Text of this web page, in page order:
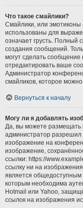
Что такое смайлики?
Смайлики, или эмотиконы
использованы для
означает грусть. Полный
создания сообщений.
могут сделать
отредактировать ваше
Администратор
смайликов, которое
Вернуться к началу
Могу ли я добавлять
Да, вы можете размещать
администратор разрешил
изображение на
изображение,
ссылки: https://
ссылку ни на
является общедоступным
которым необходима
Hotmail или Yahoo,
ссылок на изображения